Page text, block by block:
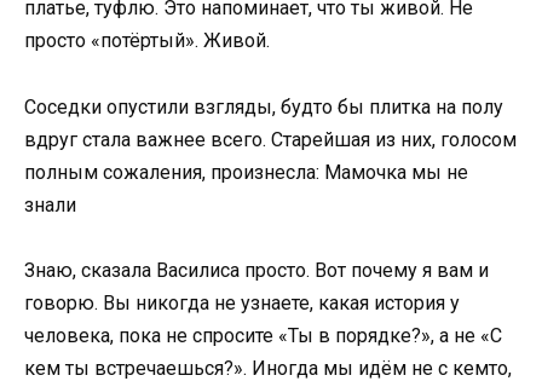
платье, туфлю. Это напоминает, что ты живой. Не
просто «потёртый». Живой.
Соседки опустили взгляды, будто бы плитка на полу
вдруг стала важнее всего. Старейшая из них, голосом
полным сожаления, произнесла: Мамочка мы не
знали
Знаю, сказала Василиса просто. Вот почему я вам и
говорю. Вы никогда не узнаете, какая история у
человека, пока не спросите «Ты в порядке?», а не «С
кем ты встречаешься?». Иногда мы идём не с кемто,